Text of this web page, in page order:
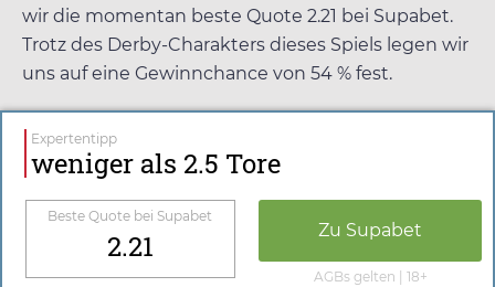
wir die momentan beste Quote 2.21 bei Supabet.
Trotz des Derby-Charakters dieses Spiels legen wir
uns auf eine Gewinnchance von 54 % fest.
Expertentipp
weniger als 2.5 Tore
Beste Quote bei Supabet
2.21 Zu Supabet
AGBs gelten | 18+